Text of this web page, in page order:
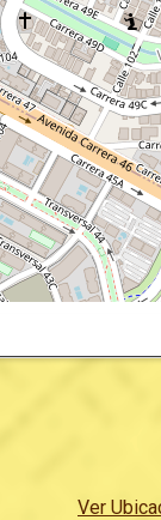
Ver